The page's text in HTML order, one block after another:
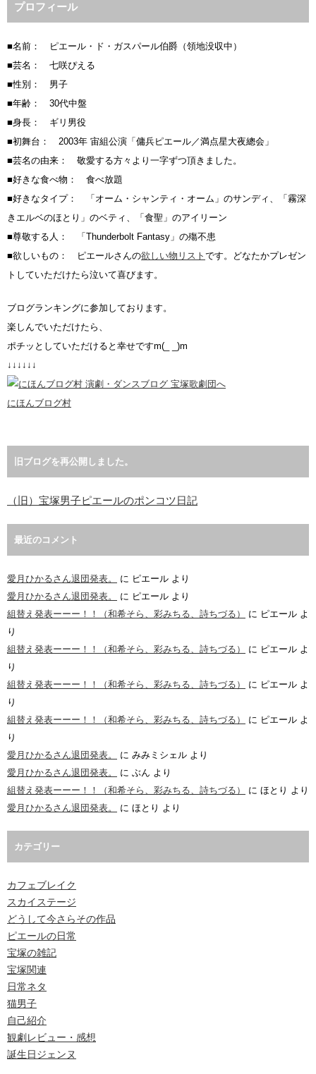
プロフィール
■名前： ピエール・ド・ガスパール伯爵（領地没収中）
■芸名： 七咲ぴえる
■性別： 男子
■年齢： 30代中盤
■身長： ギリ男役
■初舞台： 2003年 宙組公演「傭兵ピエール／満点星大夜總会」
■芸名の由来： 敬愛する方々より一字ずつ頂きました。
■好きな食べ物： 食べ放題
■好きなタイプ： 「オーム・シャンティ・オーム」のサンディ、「霧深
きエルベのほとり」のベティ、「食聖」のアイリーン
■尊敬する人： 「Thunderbolt Fantasy」の殤不患
■欲しいもの： ピエールさんの欲しい物リスト です。どなたかプレゼン
トしていただけたら泣いて喜びます。
ブログランキングに参加しております。
楽しんでいただけたら、
ポチッとしていただけると幸せですm(_ _)m
↓↓↓↓↓↓
にほんブログ村
旧ブログを再公開しました。
（旧）宝塚男子ピエールのポンコツ日記
最近のコメント
愛月ひかるさん退団発表。 に ピエール より
愛月ひかるさん退団発表。
に ピエール より
組替え発表ーーー！！（和希そら、彩みちる、詩ちづる）
に ピエール よ
り
組替え発表ーーー！！（和希そら、彩みちる、詩ちづる）
に ピエール よ
り
組替え発表ーーー！！（和希そら、彩みちる、詩ちづる）
に ピエール よ
り
組替え発表ーーー！！（和希そら、彩みちる、詩ちづる）
に ピエール よ
り
愛月ひかるさん退団発表。
に みみミシェル より
愛月ひかるさん退団発表。
に ぶん より
組替え発表ーーー！！（和希そら、彩みちる、詩ちづる）
に ほとり より
愛月ひかるさん退団発表。
に ほとり より
カテゴリー
カフェブレイク
スカイステージ
どうして今さらその作品
ピエールの日常
宝塚の雑記
宝塚関連
日常ネタ
猫男子
自己紹介
観劇レビュー・感想
誕生日ジェンヌ